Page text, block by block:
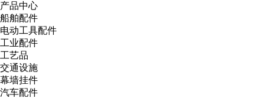
产品中心
船舶配件
电动工具配件
工业配件
工艺品
交通设施
幕墙挂件
汽车配件